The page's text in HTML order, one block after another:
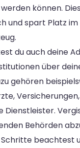
können.
und spart Platz im
du auch deine
über
gehören
Dienstleister.
Behörden
Schritte beachtest